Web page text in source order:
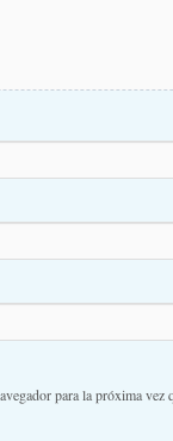
para la próxima vez